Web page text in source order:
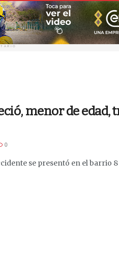
menor de edad,
0
se presentó en el barrio